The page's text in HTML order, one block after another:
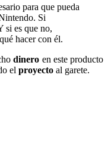
para que pueda
Si
si es que no,
hacer con él.
dinero en este producto
el proyecto al garete.